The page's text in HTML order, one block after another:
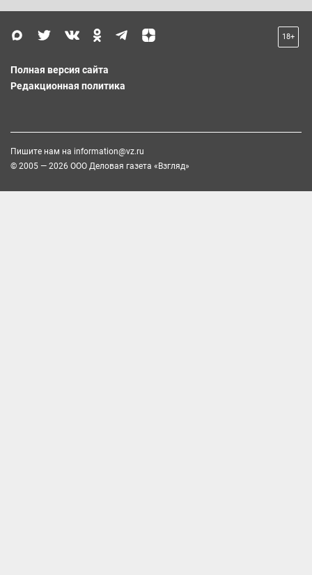
18+
Полная версия сайта
Редакционная политика
Пишите нам на information@vz.ru
© 2005 — 2026 ООО Деловая газета «Взгляд»